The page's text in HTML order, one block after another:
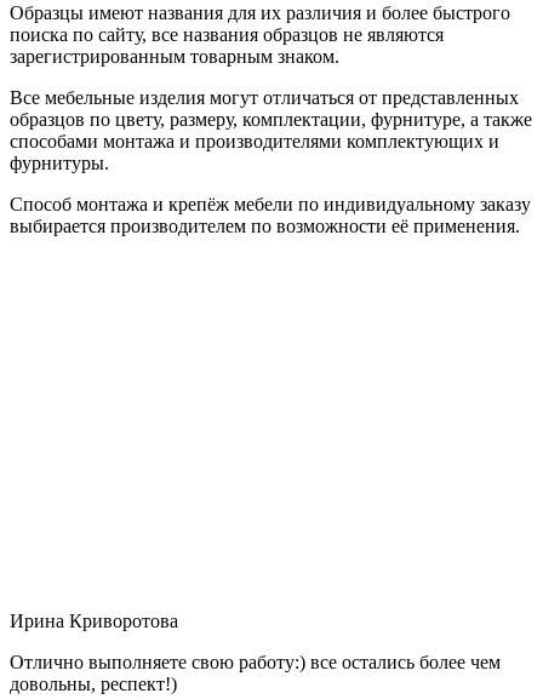
Образцы имеют названия для их различия и более быстрого
поиска по сайту, все названия образцов не являются
зарегистрированным товарным знаком.
Все мебельные изделия могут отличаться от представленных
образцов по цвету, размеру, комплектации, фурнитуре, а также
способами монтажа и производителями комплектующих и
фурнитуры.
Способ монтажа и крепёж мебели по индивидуальному заказу
выбирается производителем по возможности её применения.
Ирина Криворотова
Отлично выполняете свою работу:) все остались более чем
довольны, респект!)